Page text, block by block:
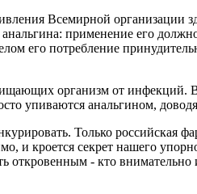
Всемирной организации
применение его
его потребление
организм от
анальгином, доводя
Только
и кроется секрет нашего
- кто